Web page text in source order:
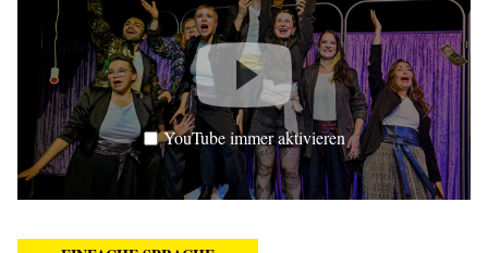
YouTube immer aktivieren